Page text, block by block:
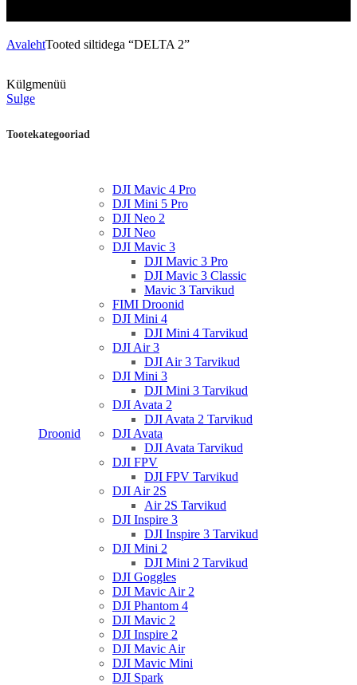
AvalehtTooted siltidega “DELTA 2”
Külgmenüü
Sulge
Tootekategooriad
Droonid
DJI Mavic 4 Pro
DJI Mini 5 Pro
DJI Neo 2
DJI Neo
DJI Mavic 3
DJI Mavic 3 Pro
DJI Mavic 3 Classic
Mavic 3 Tarvikud
FIMI Droonid
DJI Mini 4
DJI Mini 4 Tarvikud
DJI Air 3
DJI Air 3 Tarvikud
DJI Mini 3
DJI Mini 3 Tarvikud
DJI Avata 2
DJI Avata 2 Tarvikud
DJI Avata
DJI Avata Tarvikud
DJI FPV
DJI FPV Tarvikud
DJI Air 2S
Air 2S Tarvikud
DJI Inspire 3
DJI Inspire 3 Tarvikud
DJI Mini 2
DJI Mini 2 Tarvikud
DJI Goggles
DJI Mavic Air 2
DJI Phantom 4
DJI Mavic 2
DJI Inspire 2
DJI Mavic Air
DJI Mavic Mini
DJI Spark